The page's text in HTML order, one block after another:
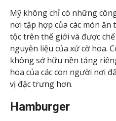
Mỹ không chỉ có những
nơi tập hợp của các món ăn
tộc trên thế giới và được
nguyên liệu của xứ cờ hoa.
không sở hữu nền tảng
hoa của các con người nơi
vị đặc trưng hơn.
Hamburger